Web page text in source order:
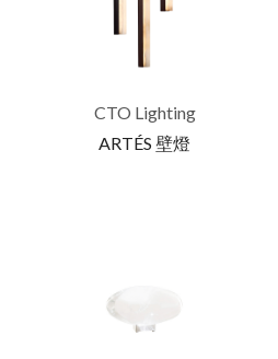
CTO Lighting
ARTÉS 壁燈